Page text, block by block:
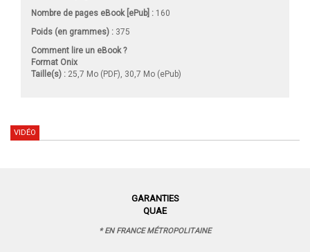
Nombre de pages eBook [ePub] : 160
Poids (en grammes) : 375
Comment lire un eBook ?
Format Onix
Taille(s) : 25,7 Mo (PDF), 30,7 Mo (ePub)
VIDÉO
GARANTIES
QUAE
* EN FRANCE MÉTROPOLITAINE